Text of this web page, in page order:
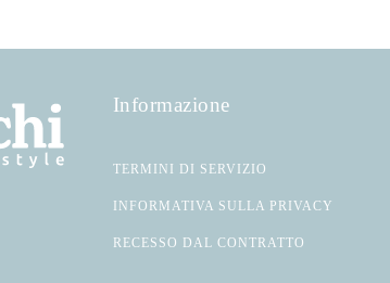
Informazione
TERMINI DI SERVIZIO
INFORMATIVA SULLA PRIVACY
RECESSO DAL CONTRATTO